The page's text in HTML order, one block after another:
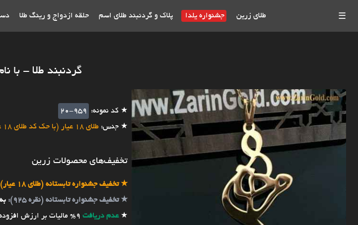
☰ طلای زرین جشنواره یلدا پلاک و گردنبند طلای اسم حلقه ازدواج و رینگ طلا
گردنبند طلا - با
★ کد نمونه:
20-959
★ جنس: طلای 18 عیار (با حک کد طلای 18 عیار پشت کار)
تخفیف‌های محصولات زرین
★تخفیف جشنواره تابستانه (طلای 18 عیار):
★تخفیف جشنواره تابستانه (نقره 925):
★عدم دریافت 9% مالیات بر ارزش افزوده (به مبلغ